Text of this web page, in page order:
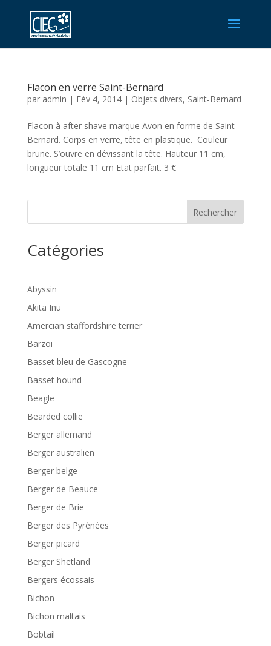
Flacon en verre Saint-Bernard
par admin | Fév 4, 2014| Objets divers, Saint-Bernard
Flacon à after shave marque Avon en forme de Saint-
Bernard. Corps en verre, tête en plastique. Couleur
brune. S’ouvre en dévissant la tête. Hauteur 11 cm,
longueur totale 11 cm Etat parfait. 3 €
Rechercher
Catégories
Abyssin
Akita Inu
Amercian staffordshire terrier
Barzoï
Basset bleu de Gascogne
Basset hound
Beagle
Bearded collie
Berger allemand
Berger australien
Berger belge
Berger de Beauce
Berger de Brie
Berger des Pyrénées
Berger picard
Berger Shetland
Bergers écossais
Bichon
Bichon maltais
Bobtail